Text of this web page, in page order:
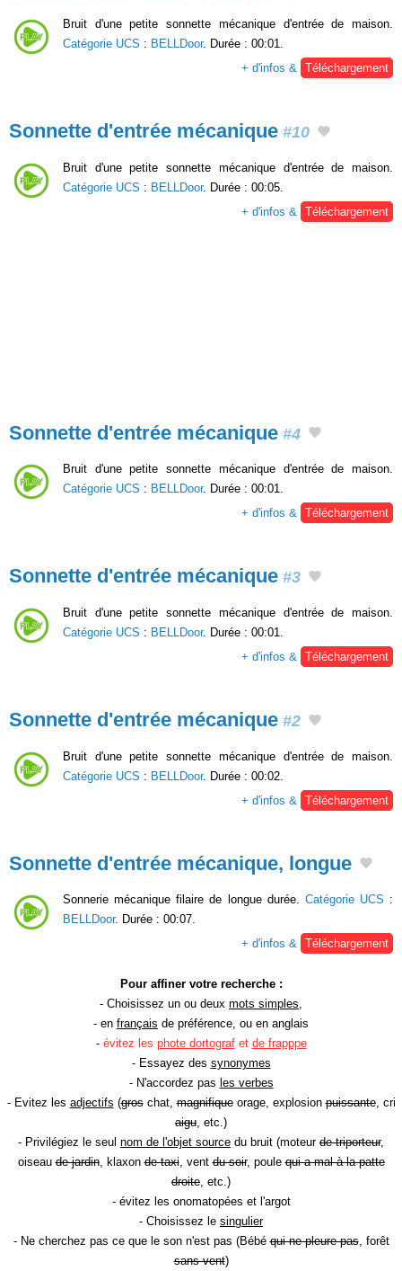
Bruit d'une petite sonnette mécanique d'entrée de maison.
Catégorie UCS : BELLDoor. Durée : 00:01.
+ d'infos &
Téléchargement
Sonnette d'entrée mécanique #10
Bruit d'une petite sonnette mécanique d'entrée de maison.
Catégorie UCS : BELLDoor. Durée : 00:05.
+ d'infos &
Téléchargement
Sonnette d'entrée mécanique #4
Bruit d'une petite sonnette mécanique d'entrée de maison.
Catégorie UCS : BELLDoor. Durée : 00:01.
+ d'infos & Téléchargement
Sonnette d'entrée mécanique #3
Bruit d'une petite sonnette mécanique d'entrée de maison.
Catégorie UCS : BELLDoor. Durée : 00:01.
+ d'infos &
Téléchargement
Sonnette d'entrée mécanique #2
Bruit d'une petite sonnette mécanique d'entrée de maison.
Catégorie UCS : BELLDoor. Durée : 00:02.
+ d'infos &
Téléchargement
Sonnette d'entrée mécanique, longue
Sonnerie mécanique filaire de longue durée. Catégorie UCS :
BELLDoor. Durée : 00:07.
+ d'infos & Téléchargement
Pour affiner votre recherche :
- Choisissez un ou deux mots simples,
- en français de préférence, ou en anglais
- évitez les phote dortografet de frapppe
- Essayez des synonymes
- N'accordez pas les verbes
- Evitez les adjectifs (groschat,magnifiqueorage, explosionpuissante, cri
aigu, etc.)
- Privilégiez le seul nom de l'objet source du bruit (moteur de triporteur,
oiseaude jardin, klaxonde taxi, ventdu soir, poulequi a mal à la patte
droite, etc.)
- évitez les onomatopées et l'argot
- Choisissez le singulier
- Ne cherchez pas ce que le son n'est pas (Bébéqui ne pleure pas, forêt
sans vent)